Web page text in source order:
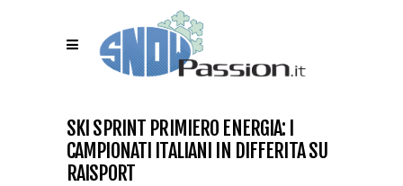
SKI SPRINT PRIMIERO ENERGIA: I
CAMPIONATI ITALIANI IN DIFFERITA SU
RAISPORT